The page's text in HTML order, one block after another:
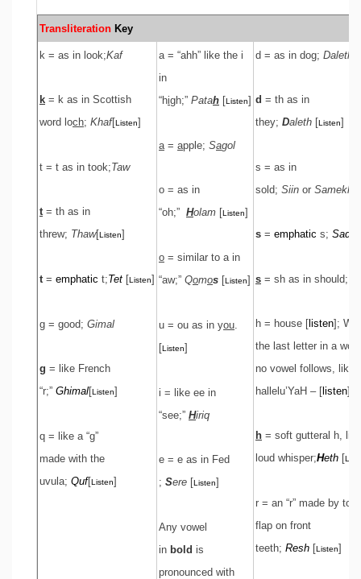
Transliteration Key
k = as in look;Kaf
k = k as in Scottish
word loch; Khaf[Listen]
t = t as in took;Taw
t = th as in
threw; Thaw[Listen]
t = emphatic t;Tet [Listen]
g = good; Gimal
g = like French
“r;” Ghimal[Listen]
q = like a “g”
made with the
uvula; Quf[Listen]
a = “ahh” like the i
in
“high;” Patah [Listen]
a = apple; Sagol
o = as in
“oh;” Holam [Listen]
o = similar to a in
“aw;” Qomos [Listen]
u = ou as in you.
[Listen]
i = like ee in
“see;” Hiriq
e = e as in Fed
; Sere [Listen]
Any vowel
in bold is
pronounced with
d = as in dog; Daleth
d = th as in
they; Daleth [Listen]
s = as in
sold; Siin or Samekh
s = emphatic s; Sade
s = sh as in should;
h = house [ listen];
the last letter in a
no vowel follows, like
hallelu’YaH – [ listen];
h = soft gutteral h,
loud whisper;Heth [
r = an “r” made by
flap on front
teeth; Resh [Listen]